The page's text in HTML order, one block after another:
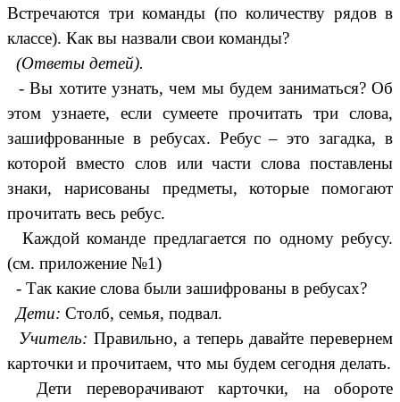
Встречаются три команды (по количеству рядов в
классе). Как вы назвали свои команды?
(Ответы детей).
- Вы хотите узнать, чем мы будем заниматься? Об
этом узнаете, если сумеете прочитать три слова,
зашифрованные в ребусах. Ребус – это загадка, в
которой вместо слов или части слова поставлены
знаки, нарисованы предметы, которые помогают
прочитать весь ребус.
Каждой команде предлагается по одному ребусу.
(см. приложение №1)
- Так какие слова были зашифрованы в ребусах?
Дети: Столб, семья, подвал.
Учитель: Правильно, а теперь давайте перевернем
карточки и прочитаем, что мы будем сегодня делать.
Дети переворачивают карточки, на обороте